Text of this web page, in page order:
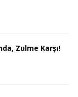
Zulme Karşı!